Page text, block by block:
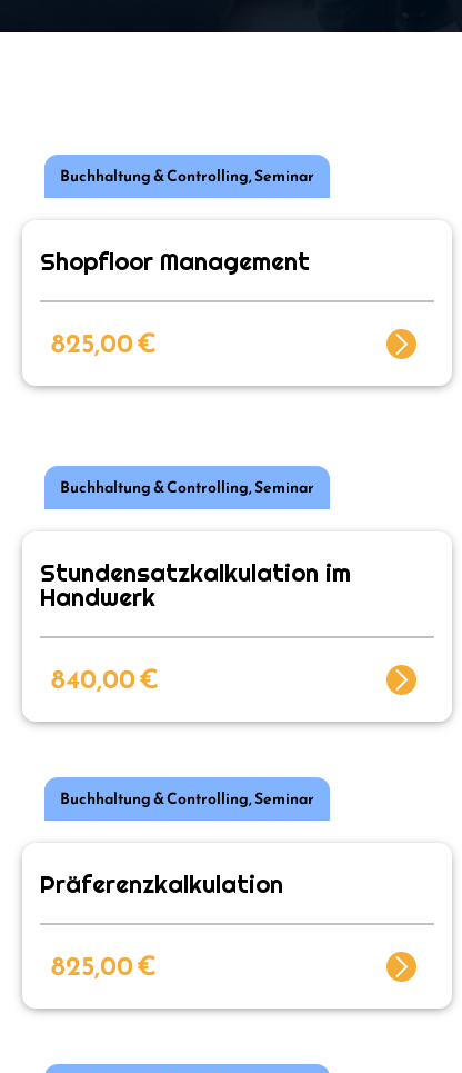
Buchhaltung & Controlling,Seminar
Shopfloor Management
825,00€
Buchhaltung & Controlling,Seminar
Stundensatzkalkulation im
Handwerk
840,00€
Buchhaltung & Controlling,Seminar
Präferenzkalkulation
825,00€